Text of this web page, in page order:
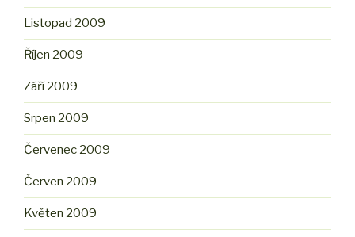
Listopad 2009
Říjen 2009
Září 2009
Srpen 2009
Červenec 2009
Červen 2009
Květen 2009